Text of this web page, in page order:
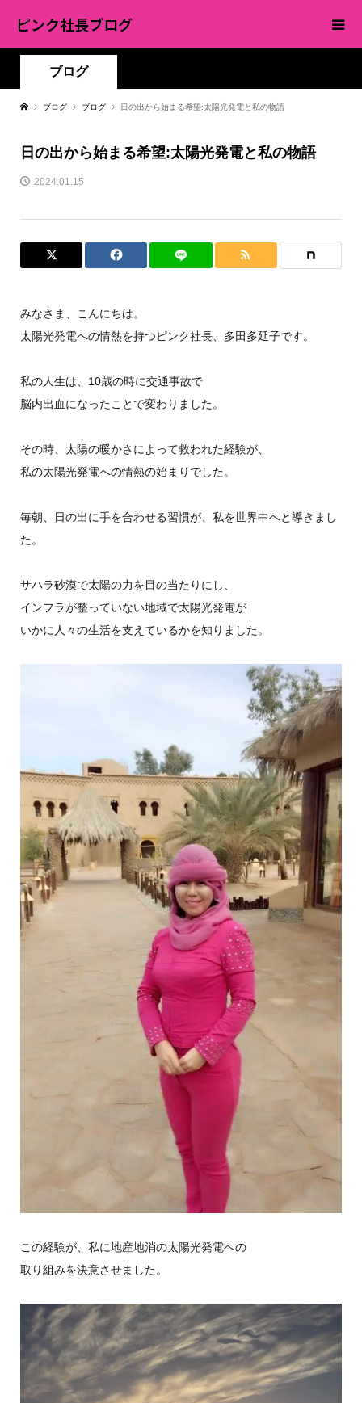
ピンク社長ブログ
ブログ
ブログ ブログ 日の出から始まる希望:太陽光発電と私の物語
日の出から始まる希望:太陽光発電と私の物語
2024.01.15
みなさま、こんにちは。
太陽光発電への情熱を持つピンク社長、多田多延子です。
私の人生は、10歳の時に交通事故で
脳内出血になったことで変わりました。
その時、太陽の暖かさによって救われた経験が、
私の太陽光発電への情熱の始まりでした。
毎朝、日の出に手を合わせる習慣が、私を世界中へと導きまし
た。
サハラ砂漠で太陽の力を目の当たりにし、
インフラが整っていない地域で太陽光発電が
いかに人々の生活を支えているかを知りました。
この経験が、私に地産地消の太陽光発電への
取り組みを決意させました。